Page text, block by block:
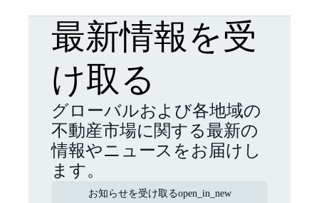
最新情報を受
け取る
グローバルおよび各地域の
不動産市場に関する最新の
情報やニュースをお届けし
ます。
お知らせを受け取るopen_in_new